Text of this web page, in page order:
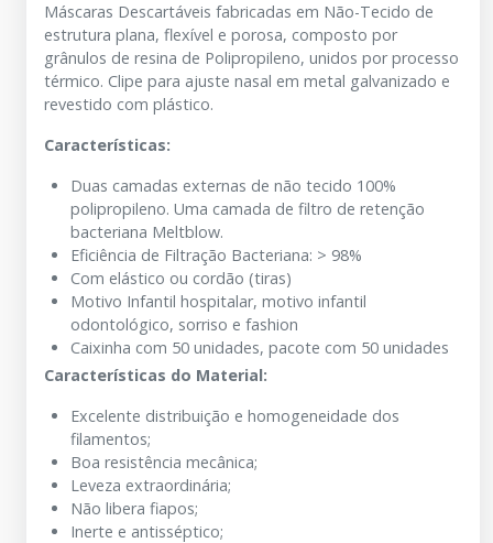
Máscaras Descartáveis fabricadas em Não-Tecido de
estrutura plana, flexível e porosa, composto por
grânulos de resina de Polipropileno, unidos por processo
térmico. Clipe para ajuste nasal em metal galvanizado e
revestido com plástico.
Características:
Duas camadas externas de não tecido 100%
polipropileno. Uma camada de filtro de retenção
bacteriana Meltblow.
Eficiência de Filtração Bacteriana: > 98%
Com elástico ou cordão (tiras)
Motivo Infantil hospitalar, motivo infantil
odontológico, sorriso e fashion
Caixinha com 50 unidades, pacote com 50 unidades
Características do Material:
Excelente distribuição e homogeneidade dos
filamentos;
Boa resistência mecânica;
Leveza extraordinária;
Não libera fiapos;
Inerte e antisséptico;